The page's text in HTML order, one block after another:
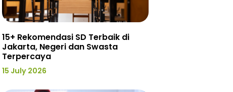
15+ Rekomendasi SD Terbaik di
Jakarta, Negeri dan Swasta
Terpercaya
15 July 2026